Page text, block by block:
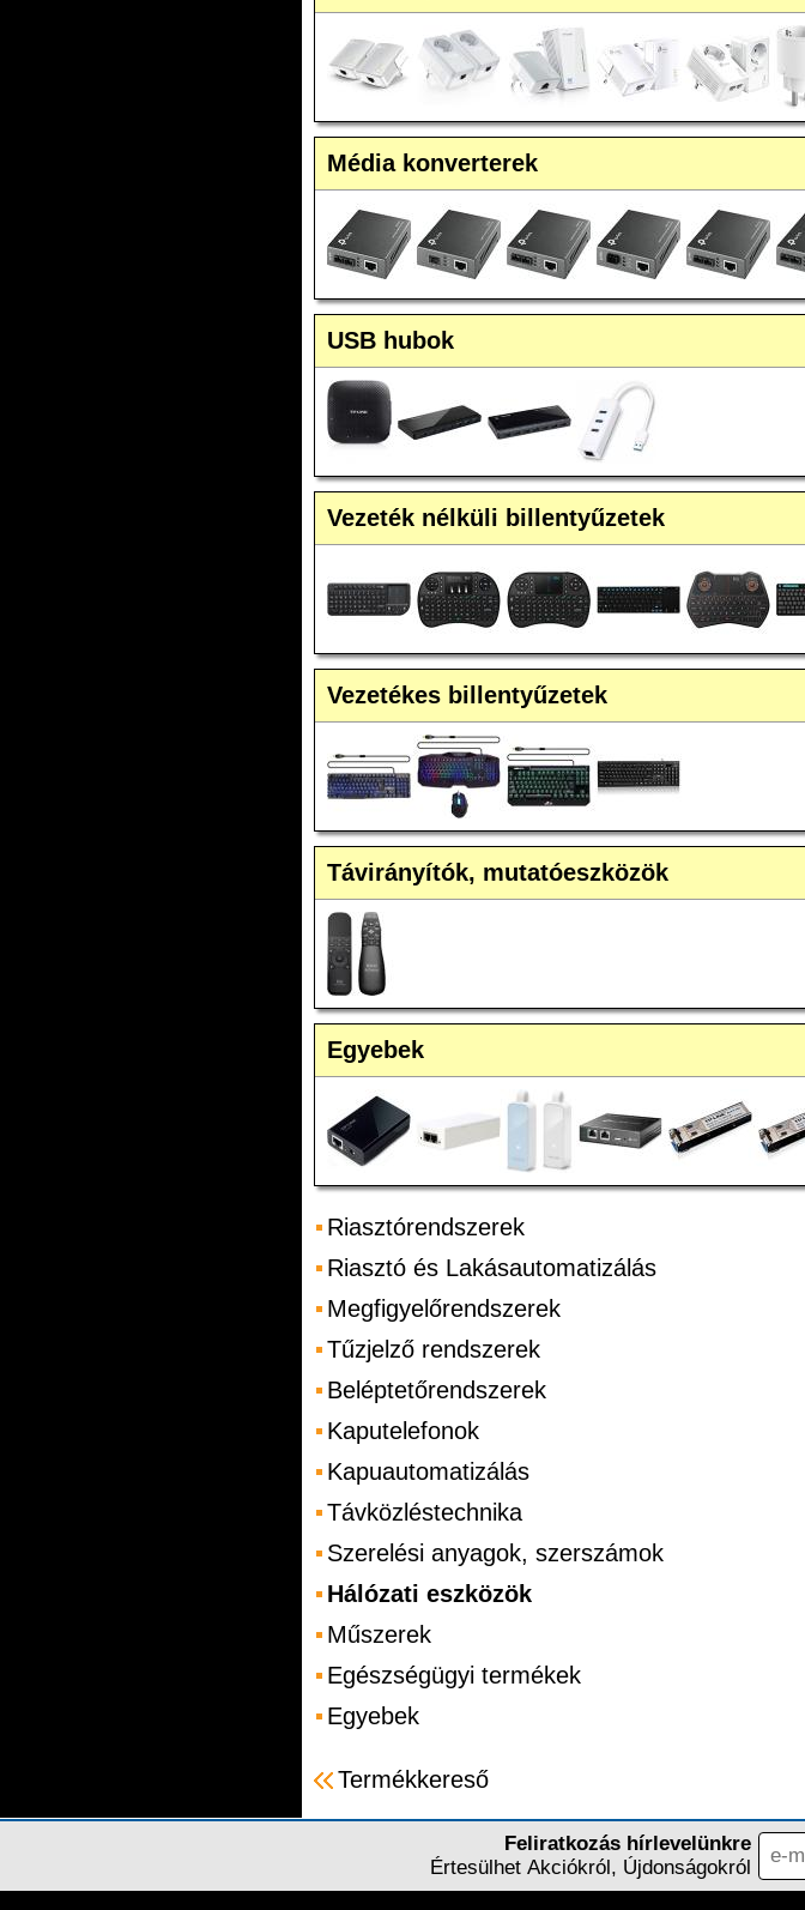
Média konverterek
USB hubok
Vezeték nélküli billentyűzetek
Vezetékes billentyűzetek
Távirányítók, mutatóeszközök
Egyebek
Riasztórendszerek
Riasztó és Lakásautomatizálás
Megfigyelőrendszerek
Tűzjelző rendszerek
Beléptetőrendszerek
Kaputelefonok
Kapuautomatizálás
Távközléstechnika
Szerelési anyagok, szerszámok
Hálózati eszközök
Műszerek
Egészségügyi termékek
Egyebek
Termékkereső
Feliratkozás hírlevelünkre
Értesülhet Akciókról, Újdonságokról